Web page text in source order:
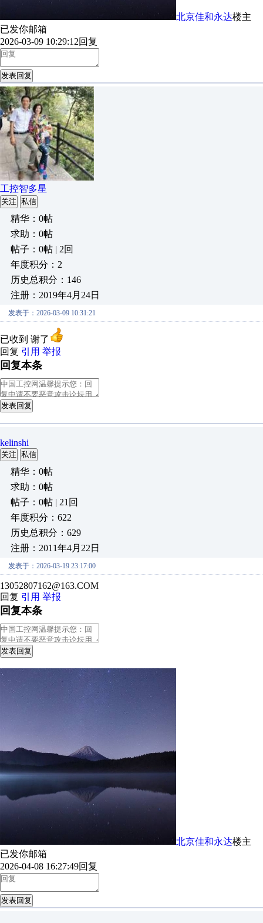
北京佳和永达楼主
已发你邮箱
2026-03-09 10:29:12回复
发表回复
工控智多星
关注 私信
精华：0帖
求助：0帖
帖子：0帖 | 2回
年度积分：2
历史总积分：146
注册：2019年4月24日
发表于：2026-03-09 10:31:21
已收到 谢了
回复 引用 举报
回复本条
发表回复
kelinshi
关注 私信
精华：0帖
求助：0帖
帖子：0帖 | 21回
年度积分：622
历史总积分：629
注册：2011年4月22日
发表于：2026-03-19 23:17:00
13052807162@163.COM
回复 引用 举报
回复本条
发表回复
北京佳和永达楼主
已发你邮箱
2026-04-08 16:27:49回复
发表回复